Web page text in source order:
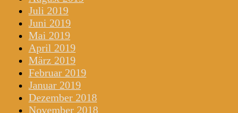
Juli 2019
Juni 2019
Mai 2019
April 2019
März 2019
Februar 2019
Januar 2019
Dezember 2018
November 2018